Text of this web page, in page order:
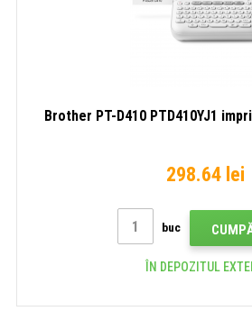
Brother PT-D410 PTD410YJ1
298.64 lei
buc
ÎN DEPOZITUL